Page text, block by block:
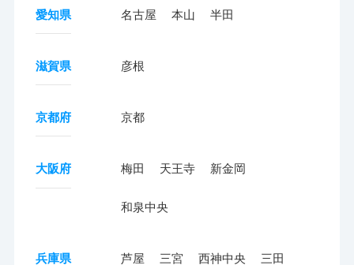
愛知県 名古屋 本山 半田
滋賀県 彦根
京都府 京都
大阪府 梅田 天王寺 新金岡
和泉中央
兵庫県 芦屋 三宮 西神中央 三田